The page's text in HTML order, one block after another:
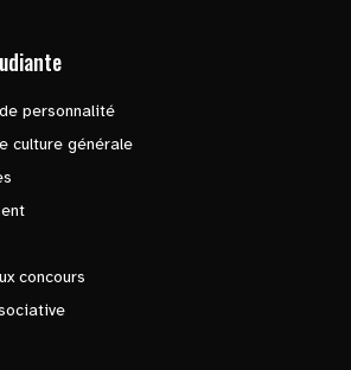
personnalité
culture générale
concours